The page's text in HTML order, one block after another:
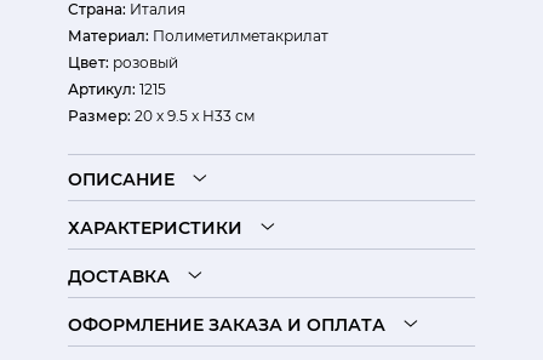
Страна: Италия
Материал: Полиметилметакрилат
Цвет: розовый
Артикул: 1215
Размер: 20 х 9.5 х H33 см
ОПИСАНИЕ
ХАРАКТЕРИСТИКИ
ДОСТАВКА
ОФОРМЛЕНИЕ ЗАКАЗА И ОПЛАТА